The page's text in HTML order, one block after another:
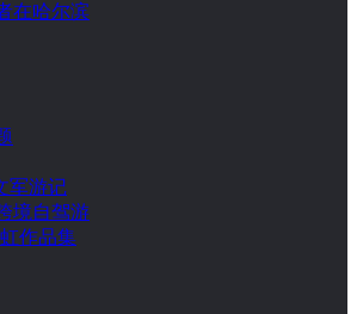
在哈尔滨
军游记
境自驾游
作品集